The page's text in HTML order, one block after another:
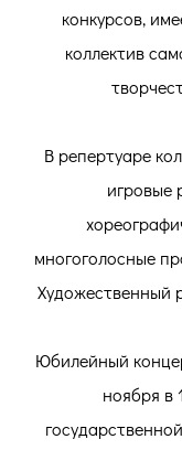
конкурсов,
коллектив
В репертуаре
игровые
многоголосные
Художественный
Юбилейный
ноября в